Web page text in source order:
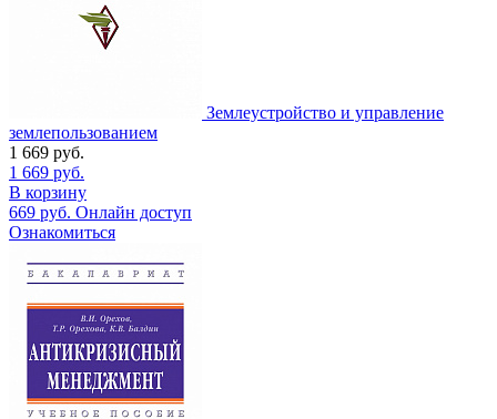
Землеустройство и управление
землепользованием
1 669 руб.
1 669 руб.
В корзину
669 руб. Онлайн доступ
Ознакомиться